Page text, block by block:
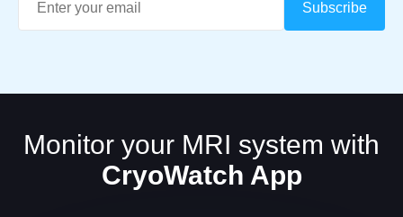
Monitor your MRI system with
CryoWatch App